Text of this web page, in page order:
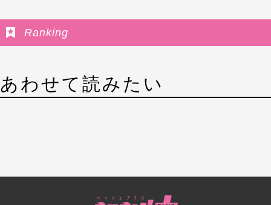
Ranking
あわせて読みたい